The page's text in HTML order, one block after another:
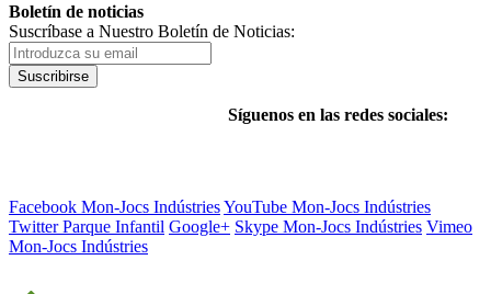
Boletín de noticias
Suscríbase a Nuestro Boletín de Noticias:
Suscribirse
Síguenos en las redes sociales:
Facebook Mon-Jocs IndústriesYouTube Mon-Jocs Indústries
Twitter Parque Infantil Google+ Skype Mon-Jocs Indústries Vimeo
Mon-Jocs Indústries